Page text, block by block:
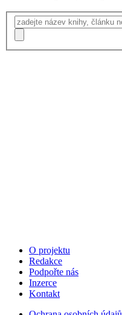
O projektu
Redakce
Podpořte nás
Inzerce
Kontakt